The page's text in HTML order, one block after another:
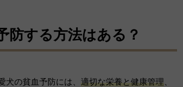
防する方法はある？
犬の貧血予防には、 適切な栄養と健康管理